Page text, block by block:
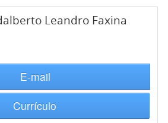
Leandro Faxina
E-mail
Currículo